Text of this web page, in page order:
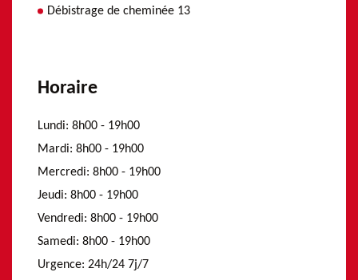
Débistrage de cheminée 13
Horaire
Lundi: 8h00 - 19h00
Mardi: 8h00 - 19h00
Mercredi: 8h00 - 19h00
Jeudi: 8h00 - 19h00
Vendredi: 8h00 - 19h00
Samedi: 8h00 - 19h00
Urgence: 24h/24 7j/7